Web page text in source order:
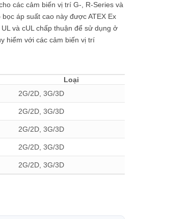
các cảm biến vị trí G-, R-Series và
bọc áp suất cao này được ATEX Ex
và cUL chấp thuận để sử dụng ở
hiểm với các cảm biến vị trí
Loại
2G/2D, 3G/3D
2G/2D, 3G/3D
2G/2D, 3G/3D
2G/2D, 3G/3D
2G/2D, 3G/3D